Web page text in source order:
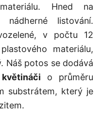
Hned na
listování.
v počtu 12
materiálu,
Náš potos se dodává
o průměru
substrátem, který je